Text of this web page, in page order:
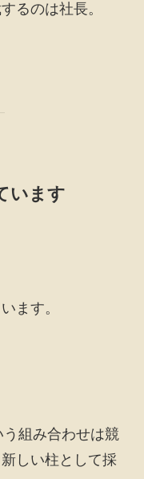
るのは社長。
います
ます。
う組み合わせは競
しい柱として採